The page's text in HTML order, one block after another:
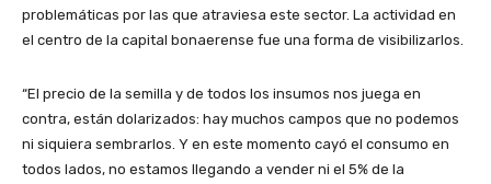
problemáticas por las que atraviesa este sector. La actividad en
el centro de la capital bonaerense fue una forma de visibilizarlos.
“El precio de la semilla y de todos los insumos nos juega en
contra, están dolarizados: hay muchos campos que no podemos
ni siquiera sembrarlos. Y en este momento cayó el consumo en
todos lados, no estamos llegando a vender ni el 5% de la